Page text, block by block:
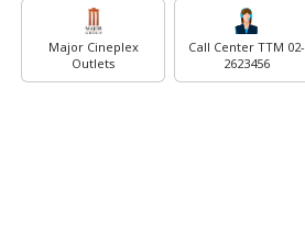
Major Cineplex
Outlets
Call Center TTM 02-
2623456